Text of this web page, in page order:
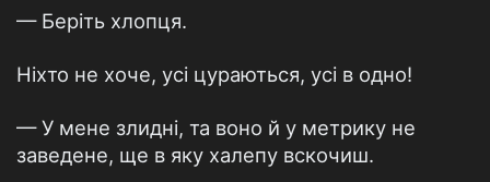
— Беріть хлопця.
Ніхто не хоче, усі цураються, усі в одно!
— У мене злидні, та воно й у метрику не
заведене, ще в яку халепу вскочиш.